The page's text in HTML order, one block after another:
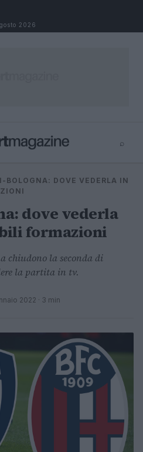
2026
⌕
⌕ ×
BOLOGNA: DOVE VEDERLA IN
dove vederla
formazioni
chiudono la seconda di
la partita in tv.
2022 · 3 min